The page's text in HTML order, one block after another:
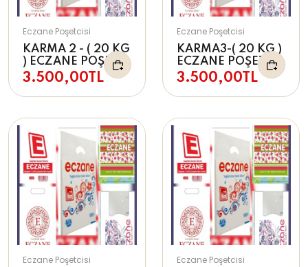
Eczane Poşetcisi
KARMA 2 - ( 20 KG
) ECZANE POŞETİ
3.500,00TL
Eczane Poşetcisi
KARMA3-( 20 KG )
ECZANE POŞETİ
3.500,00TL
Eczane Poşetcisi
Eczane Poşetcisi